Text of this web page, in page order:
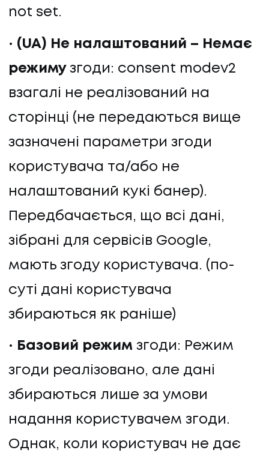
not set.
(UA) Не налаштований – Немає
режиму згоди: consent modev2
взагалі не реалізований на
сторінці (не передаються вище
зазначені параметри згоди
користувача та/або не
налаштований кукі банер).
Передбачається, що всі дані,
зібрані для сервісів Google,
мають згоду користувача. (по-
суті дані користувача
збираються як раніше)
Базовий режим згоди: Режим
згоди реалізовано, але дані
збираються лише за умови
надання користувачем згоди.
Однак, коли користувач не дає